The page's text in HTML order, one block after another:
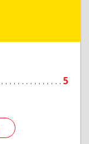
5